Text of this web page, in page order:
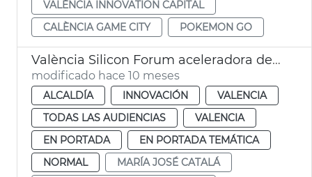
VALÈNCIA INNOVATION CAPITAL
CALÈNCIA GAME CITY
POKEMON GO
València Silicon Forum aceleradora de talento
modificado hace 10 meses
ALCALDÍA INNOVACIÓN
VALENCIA
TODAS LAS AUDIENCIAS
VALENCIA
EN PORTADA
EN PORTADA TEMÁTICA
NORMAL
MARÍA JOSÉ CATALÁ